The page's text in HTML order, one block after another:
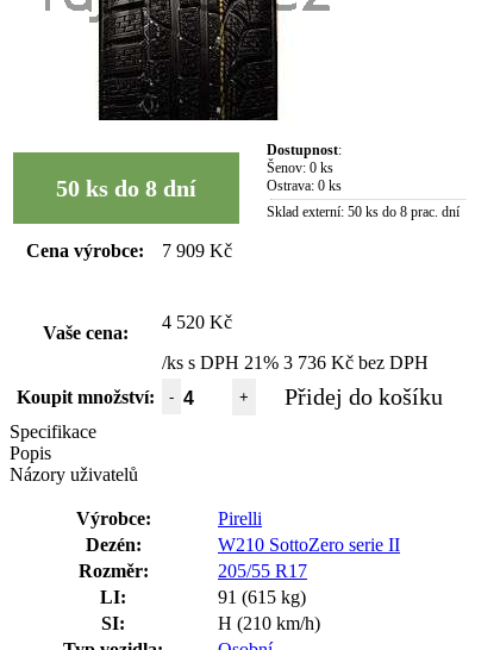
50 ks do 8 dní
Dostupnost:
Šenov: 0 ks
Ostrava: 0 ks
Sklad externí: 50 ks do 8 prac. dní
Cena výrobce: 7 909 Kč
Vaše cena:
4 520 Kč
/ks s DPH 21% 3 736 Kč bez DPH
Koupit množství:
- + Přidej do košíku
Specifikace
Popis
Názory uživatelů
Výrobce:
Pirelli
Dezén:
W210 SottoZero serie II
Rozměr:
205/55 R17
LI:
91 (615 kg)
SI:
H (210 km/h)